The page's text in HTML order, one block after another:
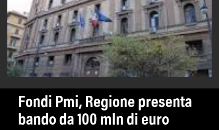
Fondi Pmi, Regione presenta
bando da 100 mln di euro